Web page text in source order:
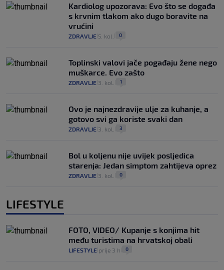
Kardiolog upozorava: Evo što se događa
s krvnim tlakom ako dugo boravite na
vrućini
ZDRAVLJE 5. kol. 0
Toplinski valovi jače pogađaju žene nego
muškarce. Evo zašto
ZDRAVLJE 3. kol. 1
Ovo je najnezdravije ulje za kuhanje, a
gotovo svi ga koriste svaki dan
ZDRAVLJE 3. kol. 3
Bol u koljenu nije uvijek posljedica
starenja: Jedan simptom zahtijeva oprez
ZDRAVLJE 3. kol. 0
LIFESTYLE
FOTO, VIDEO/ Kupanje s konjima hit
među turistima na hrvatskoj obali
LIFESTYLE prije 3 h 0